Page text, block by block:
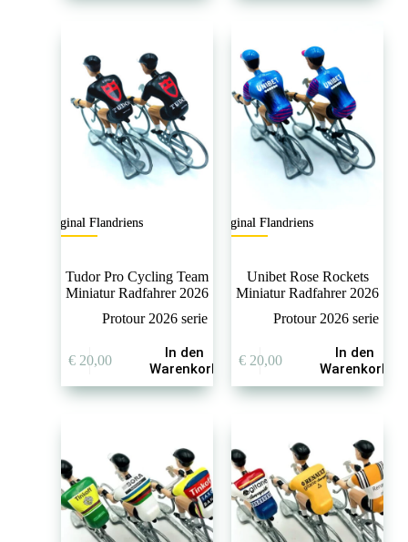
Original Flandriens
Tudor Pro Cycling Team
Miniatur Radfahrer 2026
Protour 2026 serie
€20,00
In den
Warenkorb
Original Flandriens
Unibet Rose Rockets
Miniatur Radfahrer 2026
Protour 2026 serie
€20,00
In den
Warenkorb